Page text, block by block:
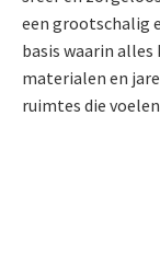
een grootschalig
basis waarin
materialen en
ruimtes die